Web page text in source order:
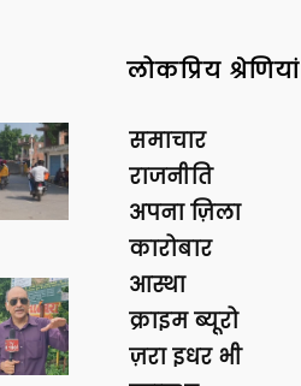
लोकप्रिय श्रेणियां
समाचार
राजनीति
अपना ज़िला
कारोबार
आस्था
क्राइम ब्यूरो
ज़रा इधर भी